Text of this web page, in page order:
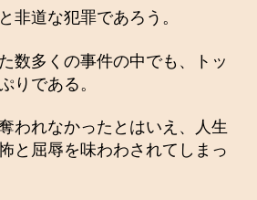
非道な犯罪であろう。
数多くの事件の中でも、トッ
りである。
われなかったとはいえ、人生
と屈辱を味わわされてしまっ